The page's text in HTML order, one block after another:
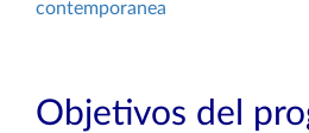
contemporanea
Objetivos del